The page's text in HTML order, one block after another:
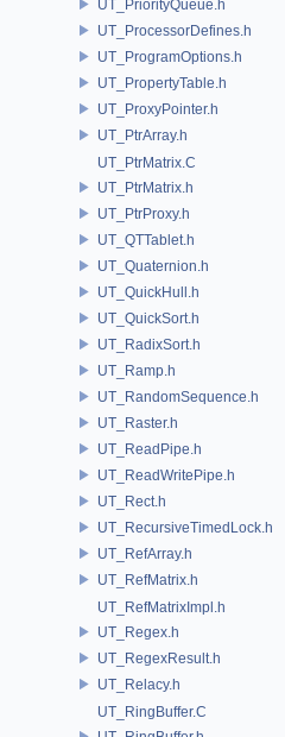
UT_PriorityQueue.h
UT_ProcessorDefines.h
UT_ProgramOptions.h
UT_PropertyTable.h
UT_ProxyPointer.h
UT_PtrArray.h
UT_PtrMatrix.C
UT_PtrMatrix.h
UT_PtrProxy.h
UT_QTTablet.h
UT_Quaternion.h
UT_QuickHull.h
UT_QuickSort.h
UT_RadixSort.h
UT_Ramp.h
UT_RandomSequence.h
UT_Raster.h
UT_ReadPipe.h
UT_ReadWritePipe.h
UT_Rect.h
UT_RecursiveTimedLock.h
UT_RefArray.h
UT_RefMatrix.h
UT_RefMatrixImpl.h
UT_Regex.h
UT_RegexResult.h
UT_Relacy.h
UT_RingBuffer.C